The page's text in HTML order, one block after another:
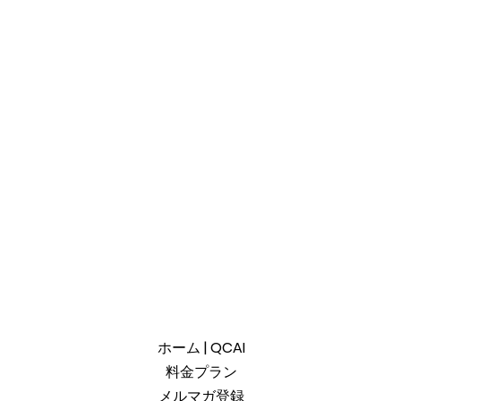
ホーム | QCAI
料金プラン
メルマガ登録